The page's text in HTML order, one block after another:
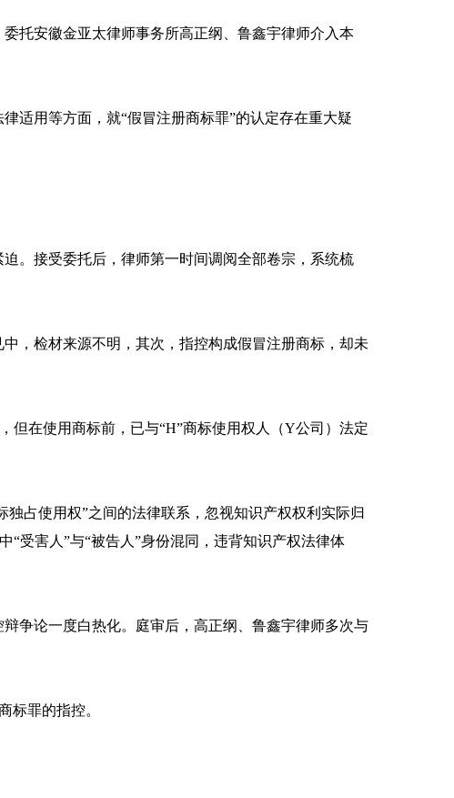
托安徽金亚太律师事务所高正纲、鲁鑫宇律师介入本
用等方面，就“假冒注册商标罪”的认定存在重大疑
。接受委托后，律师第一时间调阅全部卷宗，系统梳
检材来源不明，其次，指控构成假冒注册商标，却未
在使用商标前，已与“H”商标使用权人（Y公司）法定
占使用权”之间的法律联系，忽视知识产权权利实际归
受害人”与“被告人”身份混同，违背知识产权法律体
论一度白热化。庭审后，高正纲、鲁鑫宇律师多次与
罪的指控。